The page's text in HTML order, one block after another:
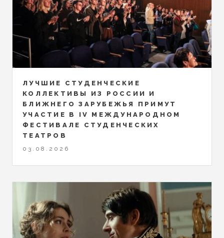
ЛУЧШИЕ СТУДЕНЧЕСКИЕ
КОЛЛЕКТИВЫ ИЗ РОССИИ И
БЛИЖНЕГО ЗАРУБЕЖЬЯ ПРИМУТ
УЧАСТИЕ В IV МЕЖДУНАРОДНОМ
ФЕСТИВАЛЕ СТУДЕНЧЕСКИХ
ТЕАТРОВ
03.08.2026